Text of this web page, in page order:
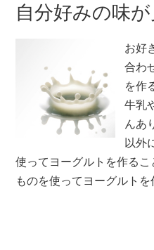
自分好みの味
お好
合わ
を作
牛乳
んあ
以外
使ってヨーグルトを作る
ものを使ってヨーグルトを